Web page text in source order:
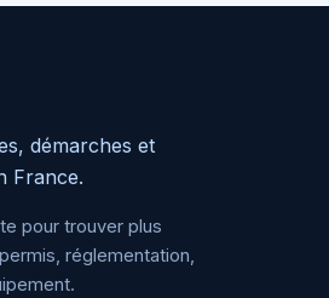
démarches et
France.
pour trouver plus
réglementation,